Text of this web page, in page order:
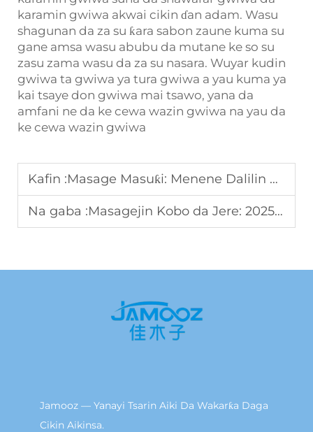
karamin gwiwa akwai cikin ɗan adam. Wasu
shagunan da za su ƙara sabon zaune kuma su
gane amsa wasu abubu da mutane ke so su
zasu zama wasu da za su nasara. Wuyar kudin
gwiwa ta gwiwa ya tura gwiwa a yau kuma ya
kai tsaye don gwiwa mai tsawo, yana da
amfani ne da ke cewa wazin gwiwa na yau da
ke cewa wazin gwiwa
Kafin :Masage Masuƙi: Menene Dalilin Da Suke Tsere B2B A Ciki Na Internet
Na gaba :Masagejin Kobo da Jere: 2025 Shine Star a Cikin Office Wellness
Jamooz — Yanayi Tsarin Aiki Da Wakarƙa Daga
Cikin Aikinsa.